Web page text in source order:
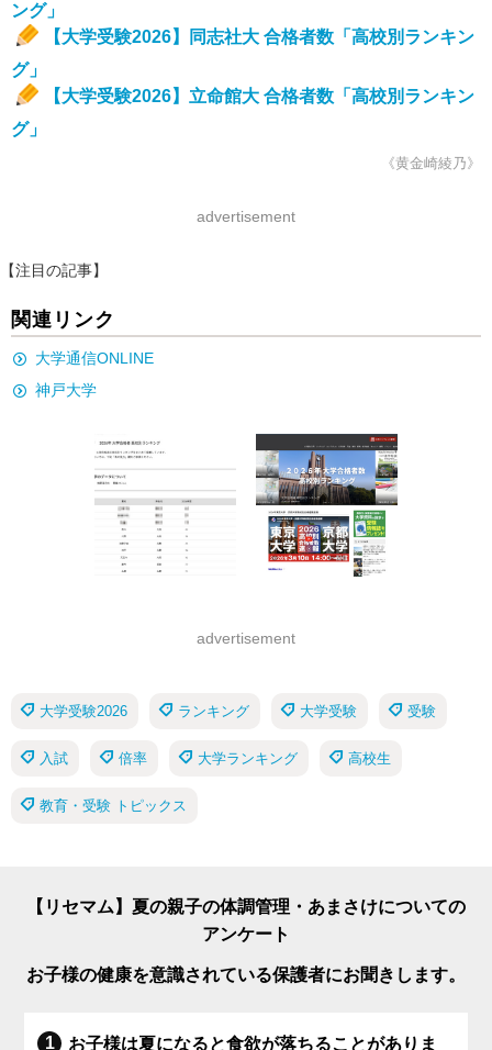
ング」
【大学受験2026】同志社大 合格者数「高校別ランキン
グ」
【大学受験2026】立命館大 合格者数「高校別ランキン
グ」
《黄金崎綾乃》
advertisement
【注目の記事】
関連リンク
大学通信ONLINE
神戸大学
advertisement
大学受験2026 ランキング 大学受験 受験
入試 倍率 大学ランキング 高校生
教育・受験 トピックス
【リセマム】夏の親子の体調管理・あまさけについての
アンケート
お子様の健康を意識されている保護者にお聞きします。
お子様は夏になると食欲が落ちることがありま